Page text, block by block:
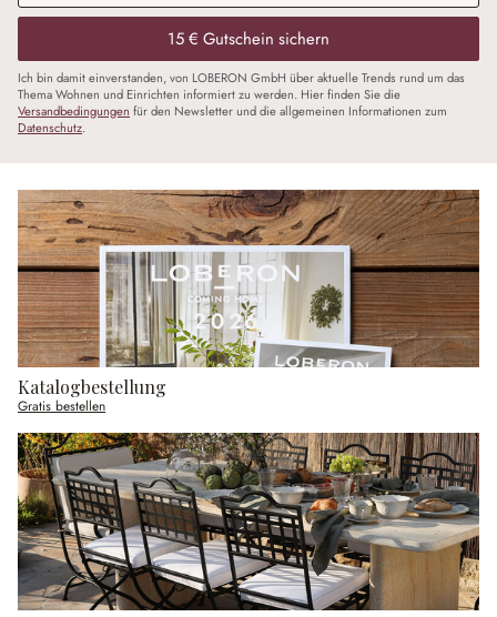
15 € Gutschein sichern
Ich bin damit einverstanden, von LOBERON GmbH über aktuelle Trends rund um das
Thema Wohnen und Einrichten informiert zu werden. Hier finden Sie die
Versandbedingungen für den Newsletter und die allgemeinen Informationen zum
Datenschutz.
Katalogbestellung
Gratis bestellen